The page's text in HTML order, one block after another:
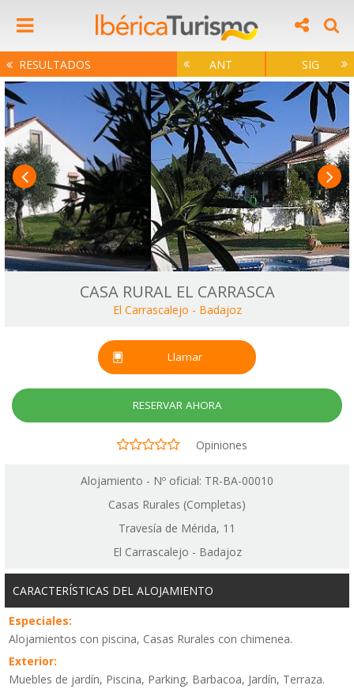
RESULTADOS ANT SIG
CASA RURAL EL CARRASCA
El Carrascalejo - Badajoz
Llamar
RESERVAR AHORA
Opiniones
Alojamiento - Nº oficial: TR-BA-00010
Casas Rurales (Completas)
Travesía de Mérida, 11
El Carrascalejo - Badajoz
CARACTERÍSTICAS DEL ALOJAMIENTO
Especiales:
Alojamientos con piscina, Casas Rurales con chimenea.
Exterior:
Muebles de jardín, Piscina, Parking, Barbacoa, Jardín, Terraza.